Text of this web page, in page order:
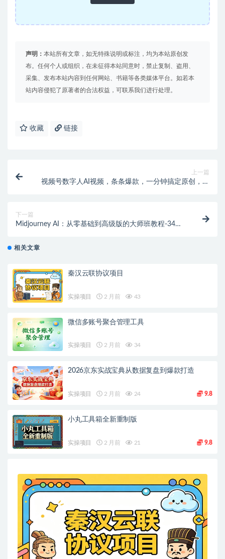
声明： 本站所有文章，如无特殊说明或标注，均为本站原创发
布。任何个人或组织，在未征得本站同意时，禁止复制、盗用、
采集、发布本站内容到任何网站、书籍等各类媒体平台。如若本
站内容侵犯了原著者的合法权益，可联系我们进行处理。
收藏 链接
上一篇
视频号数字人AI视频，条条爆款，一分钟搞定原创，躺
下一篇
Midjourney AI：从零基础到高级版的大师班教程-34节
相关文章
秦汉云联协议项目
实操项目 2 月前 43
微信多账号聚合管理工具
实操项目 2 月前 34
2026京东实战宝典从数据复盘到爆款打造
实操项目 2 月前 24 9.8
小丸工具箱全新重制版
实操项目 2 月前 21 9.8